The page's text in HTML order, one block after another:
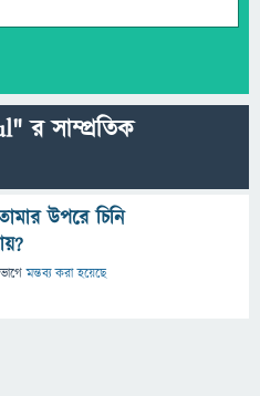
র সাম্প্রতিক
উপরে চিনি
মন্তব্য করা হয়েছে